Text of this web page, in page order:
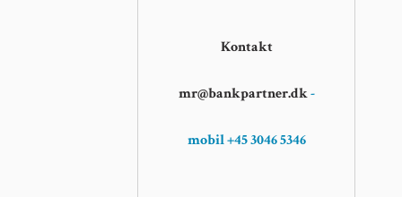
Kontakt
mr@bankpartner.dk-
mobil +45 3046 5346